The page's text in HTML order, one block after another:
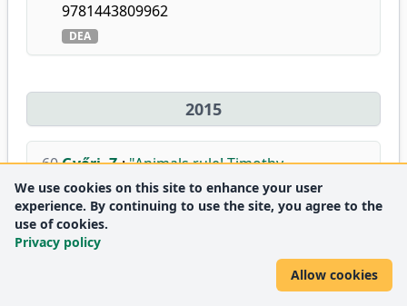
9781443809962
DEA
2015
60.Győri, Z.:"Animals rule! Timothy
conquered": Escape, Capture, and Liminality
in Werner Herzog's Grizzly Man.
Hung. j. Eng. Am. stud.
We use cookies on this site to enhance your user
experience. By continuing to use the site, you agree to the
use of cookies.
Privacy policy
Allow cookies